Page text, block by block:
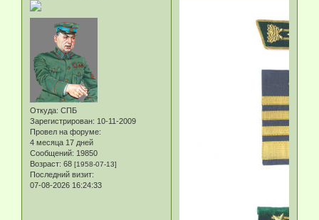
Откуда: СПБ
Зарегистрирован: 10-11-2009
Провел на форуме:
4 месяца 17 дней
Сообщений: 19850
Возраст: 68 [1958-07-13]
Последний визит:
07-08-2026 16:24:33